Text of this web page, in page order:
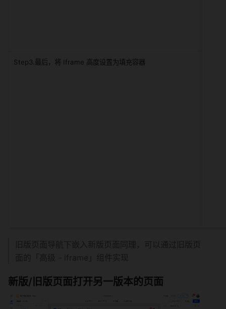
Step3.最后，将 Iframe 高度设置为填充容器
旧版页面导航下嵌入新版页面同理，可以通过旧版页
面的「高级 - iframe」组件实现
新版/旧版页面打开另一版本的页面